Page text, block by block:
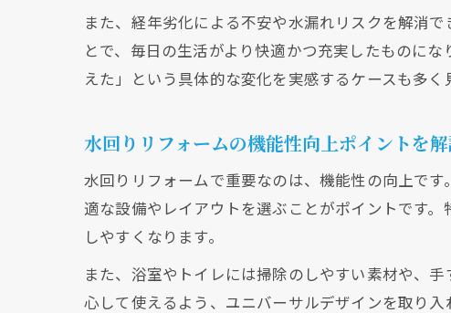
また、経年劣化による不安や水漏れリスクを解消
とで、毎日の生活がより快適かつ充実したものに
えた」という具体的な変化を実感するケースも多く
水回りリフォームの機能性向上ポイントを
水回りリフォームで重要なのは、機能性の向上で
適な設備やレイアウトを選ぶことがポイントです
しやすくなります。
また、浴室やトイレには掃除のしやすい素材や、
心して使えるよう、ユニバーサルデザインを取り